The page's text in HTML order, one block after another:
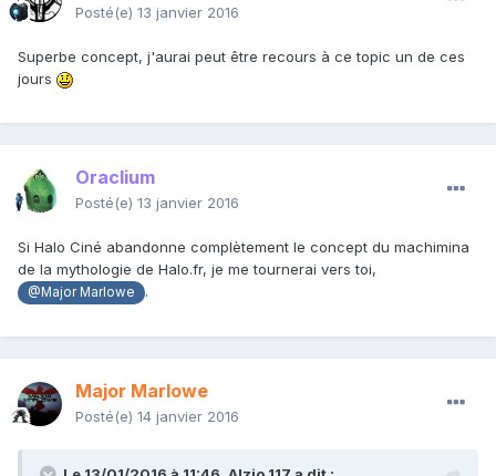
Posté(e) 13 janvier 2016
Superbe concept, j'aurai peut être recours à ce topic un de ces
jours
Oraclium
Posté(e) 13 janvier 2016
Si Halo Ciné abandonne complètement le concept du machimina
de la mythologie de Halo.fr, je me tournerai vers toi,
@Major Marlowe .
Major Marlowe
Posté(e) 14 janvier 2016